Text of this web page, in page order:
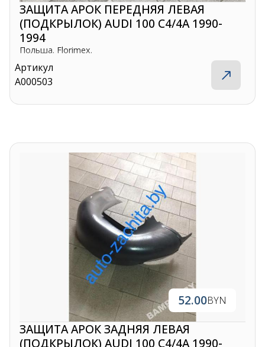
ЗАЩИТА АРОК ПЕРЕДНЯЯ ЛЕВАЯ
(ПОДКРЫЛОК) AUDI 100 C4/4A 1990-
1994
Польша. Florimex.
Артикул
A000503
52.00BYN
ЗАЩИТА АРОК ЗАДНЯЯ ЛЕВАЯ
(ПОДКРЫЛОК) AUDI 100 C4/4A 1990-